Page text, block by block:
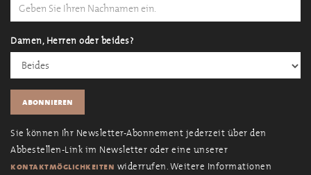
Damen, Herren oder beides?
Sie können Ihr Newsletter-Abonnement jederzeit über den
Abbestellen-Link im Newsletter oder eine unserer
kontaktmöglichkeiten widerrufen. Weitere Informationen